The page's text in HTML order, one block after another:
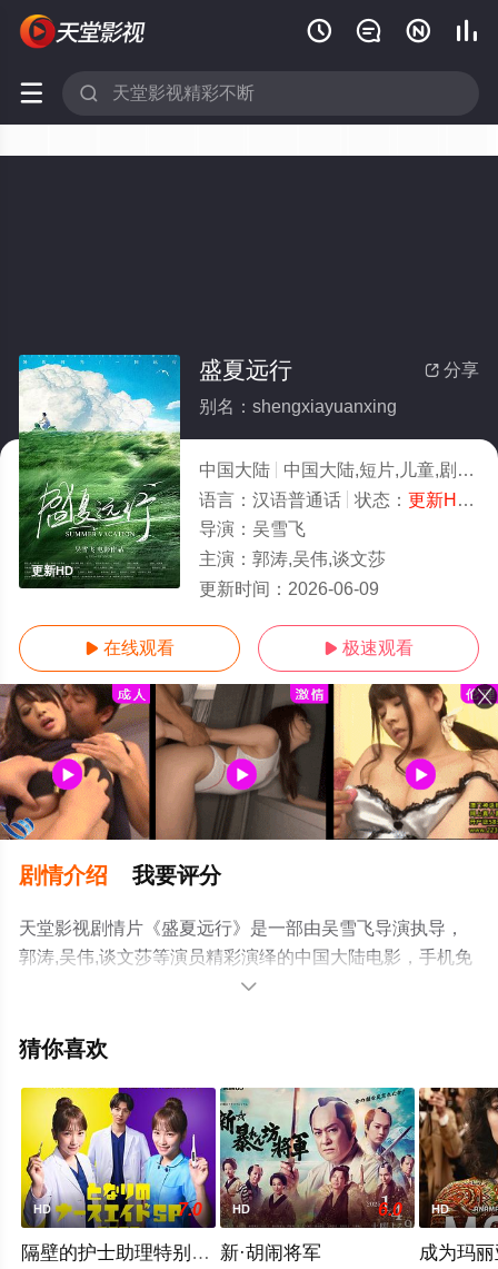
   
 
更新HD
 分享
盛夏远行
别名：shengxiayuanxing
中国大陆
中国大陆,短片,儿童,剧情片
语言： 汉语普通话 状态： 更新HD/高清
导演： 吴雪飞
主演： 郭涛,吴伟,谈文莎
更新时间： 2026-06-09
 在线观看  极速观看
剧情介绍 我要评分
天堂影视剧情片《盛夏远行》是一部由吴雪飞导演执导，
郭涛,吴伟,谈文莎等演员精彩演绎的中国大陆电影，手机免
费观看高清未删减完整版电影大全就上电影天堂网，更多
解。

猜你喜欢
HD 7.0
隔壁的护士助理特别篇2025
HD 6.0
新·胡闹将军
HD
成为玛